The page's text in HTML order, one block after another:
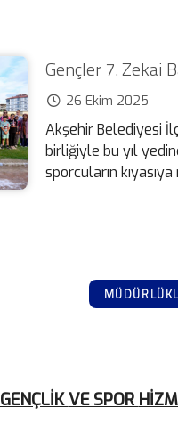
Gençler 7. Zekai
26 Ekim 2025
Akşehir Belediyesi
birliğiyle bu yıl
sporcuların
GENÇLİKVE SPOR